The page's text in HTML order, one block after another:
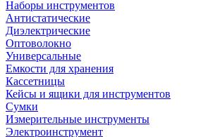
Наборы инструментов
Антистатические
Диэлектрические
Оптоволокно
Универсальные
Емкости для хранения
Кассетницы
Кейсы и ящики для инструментов
Сумки
Измерительные инструменты
Электроинструмент